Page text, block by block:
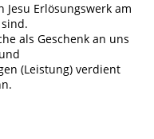
Jesu Erlösungswerk am
als Geschenk an uns
(Leistung) verdient